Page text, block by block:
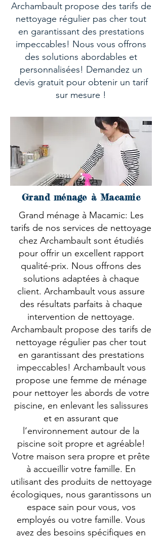
Archambault propose des tarifs de
nettoyage régulier pas cher tout
en garantissant des prestations
impeccables! Nous vous offrons
des solutions abordables et
personnalisées! Demandez un
devis gratuit pour obtenir un tarif
sur mesure !
Grand ménage à Macamic
Grand ménage à Macamic: Les
tarifs de nos services de nettoyage
chez Archambault sont étudiés
pour offrir un excellent rapport
qualité-prix. Nous offrons des
solutions adaptées à chaque
client. Archambault vous assure
des résultats parfaits à chaque
intervention de nettoyage.
Archambault propose des tarifs de
nettoyage régulier pas cher tout
en garantissant des prestations
impeccables! Archambault vous
propose une femme de ménage
pour nettoyer les abords de votre
piscine, en enlevant les salissures
et en assurant que
l’environnement autour de la
piscine soit propre et agréable!
Votre maison sera propre et prête
à accueillir votre famille. En
utilisant des produits de nettoyage
écologiques, nous garantissons un
espace sain pour vous, vos
employés ou votre famille. Vous
avez des besoins spécifiques en